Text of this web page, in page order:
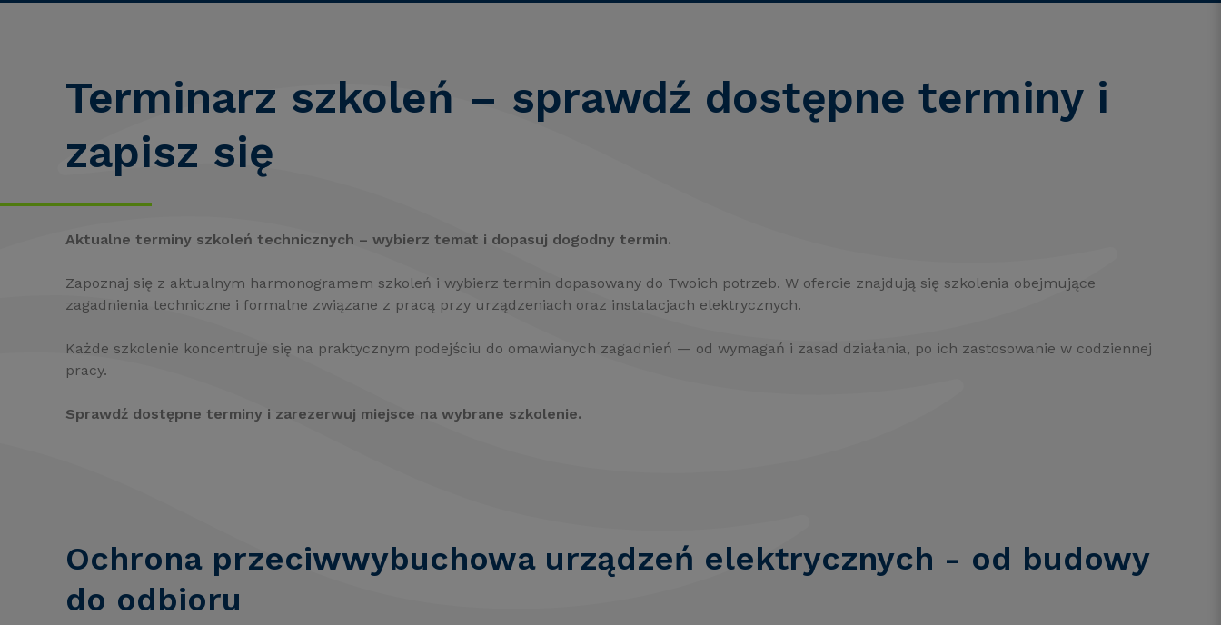
Terminarz szkoleń – sprawdź dostępne terminy i
zapisz się
Aktualne terminy szkoleń technicznych – wybierz temat i dopasuj dogodny termin.
Zapoznaj się z aktualnym harmonogramem szkoleń i wybierz termin dopasowany do Twoich potrzeb. W ofercie znajdują się szkolenia obejmujące
zagadnienia techniczne i formalne związane z pracą przy urządzeniach oraz instalacjach elektrycznych.
Każde szkolenie koncentruje się na praktycznym podejściu do omawianych zagadnień — od wymagań i zasad działania, po ich zastosowanie w codziennej
pracy.
Sprawdź dostępne terminy i zarezerwuj miejsce na wybrane szkolenie.
Ochrona przeciwwybuchowa urządzeń elektrycznych - od budowy
do odbioru